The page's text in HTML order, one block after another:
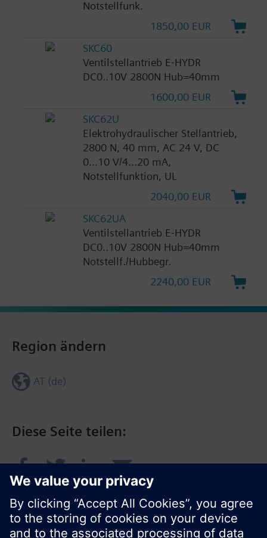
Notstellfunk.
1850,00 EUR
SKC60
Ventilstellantrieb E-HYDR
DC0..10V 2800N Hub=40mm
1600,00 EUR
SKC62U
Elektrohydraulischer Stellantrieb,
2800 N, 40 mm, AC 24 V, DC
0...10 V/4...20 mA,
Notstellfunktion, UL
2040,00 EUR
SKC62UA
Ventilstellantrieb E-HYDR
DC0..10V 2800N Hub=40mm
Notstellf./Hubbegr.
2240,00 EUR
Diese Seite teilen:
Region ändern
AT (de)